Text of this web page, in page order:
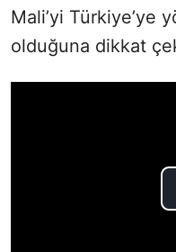
Mali’yi Türkiye’ye
olduğuna dikkat